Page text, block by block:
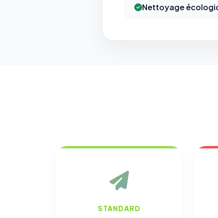
Nettoyage
STANDARD